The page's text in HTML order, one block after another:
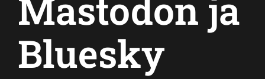
Mastodon ja
Bluesky